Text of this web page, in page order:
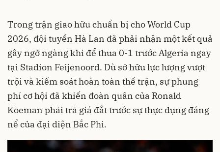
Trong trận giao hữu chuẩn bị cho World Cup
2026, đội tuyển Hà Lan đã phải nhận một kết quả
gây ngỡ ngàng khi để thua 0-1 trước Algeria ngay
tại Stadion Feijenoord. Dù sở hữu lực lượng vượt
trội và kiểm soát hoàn toàn thế trận, sự phung
phí cơ hội đã khiến đoàn quân của Ronald
Koeman phải trả giá đắt trước sự thực dụng đáng
nể của đại diện Bắc Phi.